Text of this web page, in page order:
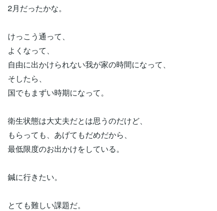
2月だったかな。
けっこう通って、
よくなって、
自由に出かけられない我が家の時間になって、
そしたら、
国でもまずい時期になって。
衛生状態は大丈夫だとは思うのだけど、
もらっても、あげてもだめだから、
最低限度のお出かけをしている。
鍼に行きたい。
とても難しい課題だ。